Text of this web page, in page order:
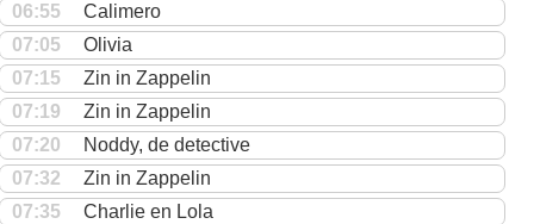
06:55
Calimero
07:05
Olivia
07:15
Zin in Zappelin
07:19
Zin in Zappelin
07:20
Noddy, de detective
07:32
Zin in Zappelin
07:35
Charlie en Lola